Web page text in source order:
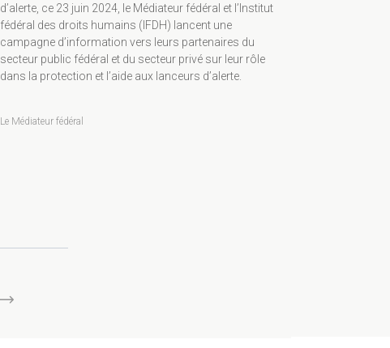
d’alerte, ce 23 juin 2024, le Médiateur fédéral et l’Institut
fédéral des droits humains (IFDH) lancent une
campagne d’information vers leurs partenaires du
secteur public fédéral et du secteur privé sur leur rôle
dans la protection et l’aide aux lanceurs d’alerte.
Le Médiateur fédéral